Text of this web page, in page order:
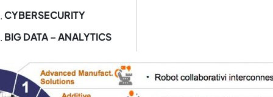
CYBERSECURITY
BIG DATA – ANALYTICS